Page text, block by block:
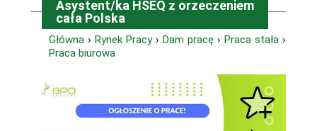
Asystent/ka HSEQ z orzeczeniem
cała Polska
Główna › Rynek Pracy› Dam pracę › Praca stała ›
Praca biurowa